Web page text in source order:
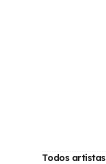
Todos artistas